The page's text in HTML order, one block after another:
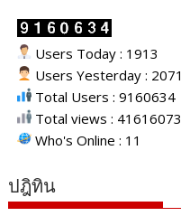
Users Today : 1913
Users Yesterday : 2071
Total Users : 9160634
Total views : 41616073
Who's Online : 11
ปฎิทิน